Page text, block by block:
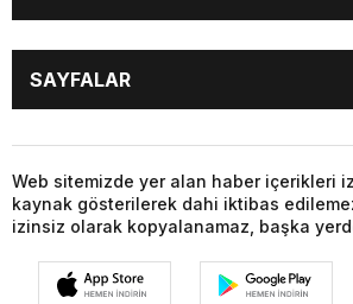
BURÇLAR
CANLI
CANLI SONUÇLAR
COVID-19
FİKSTÜR
FİRMA EKLE
FİRMA
GAZETE OKU
HABER GÖNDER
HAVA
NÖBETÇİ ECZANELER
PARİTELER
SAYFALAR
CANLI SONUÇLAR
CANLI TV
COVID-19
FİKSTÜR
FİRMA EKLE
FİRMA
GAZETE OKU
Web sitemizde yer alan haber içerikleri
kaynak gösterilerek dahi iktibas
izinsiz olarak kopyalanamaz, başka